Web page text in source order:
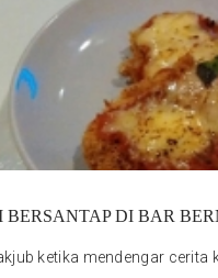
DI BAR
ketika mendengar cerita